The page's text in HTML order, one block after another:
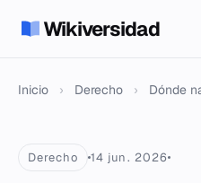
Wikiversidad
Inicio › Derecho › Dónde
Derecho 14 jun. 2026